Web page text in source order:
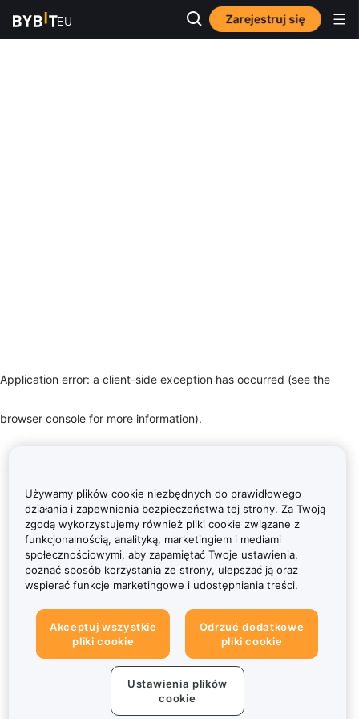
Zarejestruj się
Application error: a client-side exception has occurred (see the
browser console for more information).
Używamy plików cookie niezbędnych do prawidłowego
działania i zapewnienia bezpieczeństwa tej strony. Za Twoją
zgodą wykorzystujemy również pliki cookie związane z
funkcjonalnością, analityką, marketingiem i mediami
społecznościowymi, aby zapamiętać Twoje ustawienia,
poznać sposób korzystania ze strony, ulepszać ją oraz
wspierać funkcje marketingowe i udostępniania treści.
Akceptuj wszystkie
pliki cookie
Odrzuć dodatkowe
pliki cookie
Ustawienia plików
cookie